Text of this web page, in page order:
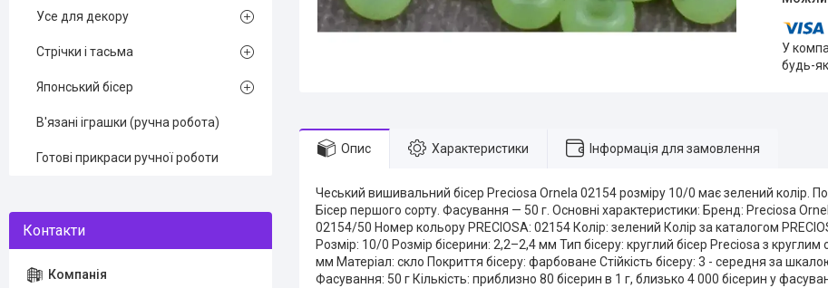
У
будь-
Опис Характеристики Інформація для замовлення
Чеський вишивальний бісер Preciosa Ornela 02154 розміру 10/0 має зелений колір.
Бісер першого сорту. Фасування — 50 г. Основні характеристики: Бренд: Preciosa
02154/50 Номер кольору PRECIOSA: 02154 Колір: зелений Колір за каталогом
Розмір: 10/0 Розмір бісерини: 2,2–2,4 мм Тип бісеру: круглий бісер Preciosa з
мм Матеріал: скло Покриття бісеру: фарбоване Стійкість бісеру: 3 - середня за
Фасування: 50 г Кількість: приблизно 80 бісерин в 1 г, близько 4 000 бісерин у
Усе для декору
Стрічки і тасьма
Японський бісер
В'язані іграшки (ручна робота)
Готові прикраси ручної роботи